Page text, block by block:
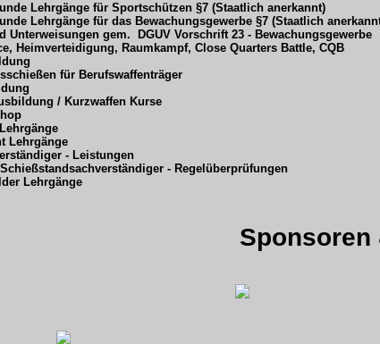
Lehrgänge für Sportschützen §7 (Staatlich anerkannt)
Lehrgänge für das Bewachungsgewerbe §7 (Staatlich
Unterweisungen gem. DGUV Vorschrift 23 - Bewachungsgewerbe
Heimverteidigung, Raumkampf, Close Quarters Battle, CQB
für Berufswaffenträger
/ Kurzwaffen Kurse
Lehrgänge
Lehrgänge
- Leistungen
- Regelüberprüfungen
Lehrgänge
Sponsoren